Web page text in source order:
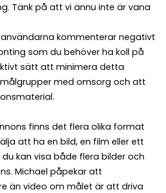
Tänk på att vi ännu inte är vana
kommenterar negativt
som du behöver ha koll på
sätt att minimera detta
med omsorg och att
finns det flera olika format
att ha en bild, en film eller ett
kan visa både flera bilder och
Michael påpekar att
än video om målet är att driva